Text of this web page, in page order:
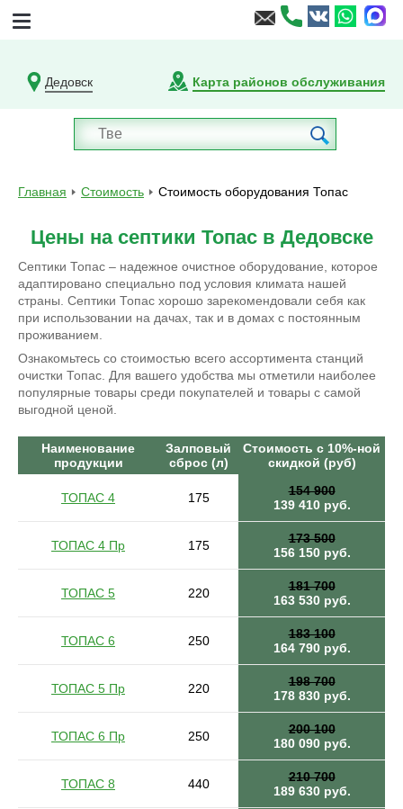
Дедовск Карта районов обслуживания
Главная Стоимость Стоимость оборудования Топас
Цены на септики Топас в Дедовске
Септики Топас – надежное очистное оборудование, которое
адаптировано специально под условия климата нашей
страны. Септики Топас хорошо зарекомендовали себя как
при использовании на дачах, так и в домах с постоянным
проживанием.
Ознакомьтесь со стоимостью всего ассортимента станций
очистки Топас. Для вашего удобства мы отметили наиболее
популярные товары среди покупателей и товары с самой
выгодной ценой.
Наименование
продукции
Залповый
сброс (л)
Стоимость с 10%-ной
скидкой (руб)
ТОПАС 4 175
154 900
139 410 руб.
ТОПАС 4 Пр 175
173 500
156 150 руб.
ТОПАС 5 220
181 700
163 530 руб.
ТОПАС 6 250
183 100
164 790 руб.
ТОПАС 5 Пр 220
198 700
178 830 руб.
ТОПАС 6 Пр 250
200 100
180 090 руб.
ТОПАС 8 440
210 700
189 630 руб.